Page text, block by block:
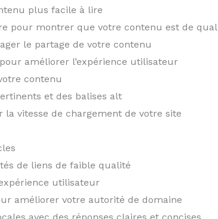
plus facile à lire
pour montrer que votre contenu est de
le partage de votre contenu
améliorer l’expérience utilisateur
contenu
et des balises alt
vitesse de chargement de votre site
de liens de faible qualité
utilisateur
améliorer votre autorité de domaine